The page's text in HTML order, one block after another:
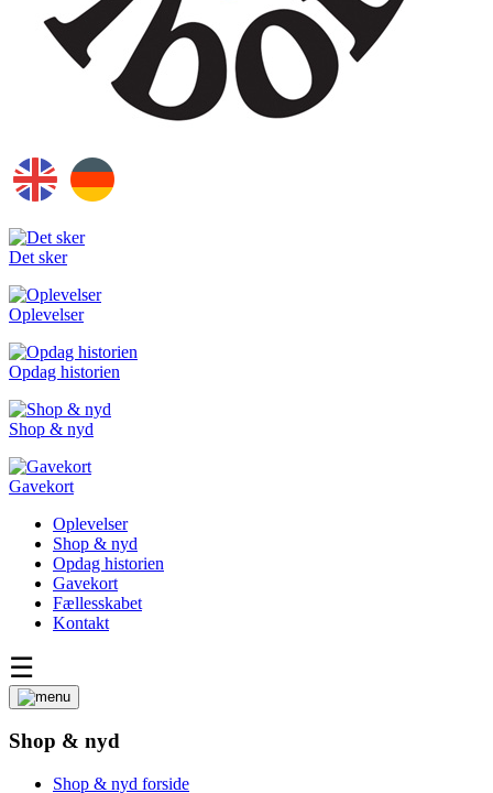
Det sker
Oplevelser
Opdag historien
Shop & nyd
Gavekort
Oplevelser
Shop & nyd
Opdag historien
Gavekort
Fællesskabet
Kontakt
☰
Shop & nyd
Shop & nyd forside